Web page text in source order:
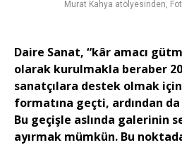
Murat Kahya atölyesinden,
Daire Sanat, “kâr amacı
olarak kurulmakla beraber
sanatçılara destek olmak
formatına geçti, ardından da
Bu geçişle aslında galerinin
ayırmak mümkün. Bu